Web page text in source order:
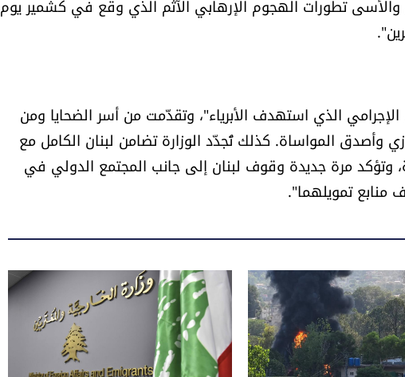
الذي استهدف الأبرياء"، وتقدّمت من أسر الضحايا ومن
وأصدق المواساة. كذلك تُجدّد الوزارة تضامن لبنان الكامل مع
مرة جديدة وقوف لبنان إلى جانب المجتمع الدولي في
منابع تمويلهما".